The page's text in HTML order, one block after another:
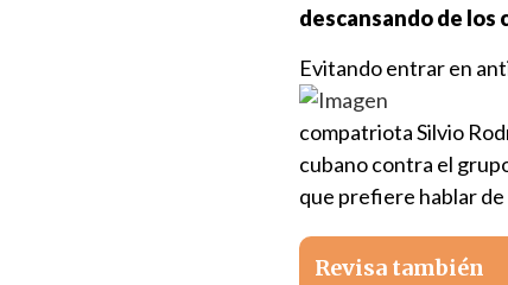
descansando de
Evitando entrar en
compatriota Silvio
cubano contra el
que prefiere hablar de
Revisa también